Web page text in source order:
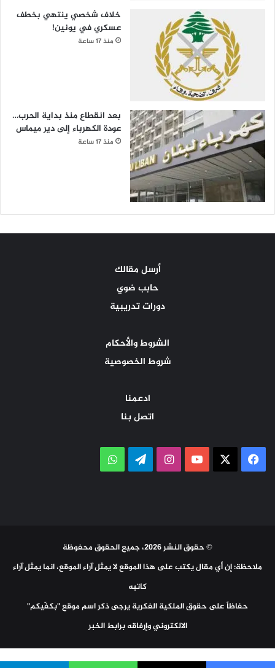
خلاف شخصي ينتهي بخطف
عسكري في يونين!
منذ 17 ساعة
بعد انقطاع منذ بداية الحرب…
عودة الكهرباء إلى دير ميماس
منذ 17 ساعة
أرسل مقالك
حابب ضوي
دورات تدريبية
الشروط والأحكام
شروط الخصوصية
ادعمنا
اتصل بنا
فيسبوك ‫YouTubeانستقرامتيلقرامواتساب
© حقوق النشر 2026، جميع الحقوق محفوظة
ملاحظة: إن أي مقال يكتب على هذا الموقع لا يمثل آراء الموقع، انما يمثل آراء
كاتبه
حفاظاً على حقوق الملكية الفكرية يرجى ذكر اسم موقع "بكفّيكم"
الالكتروني وإرفاقه برابط الخبر